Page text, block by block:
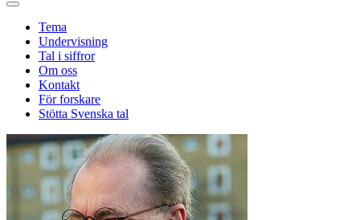
Tema
Undervisning
Tal i siffror
Om oss
Kontakt
För forskare
Stötta Svenska tal